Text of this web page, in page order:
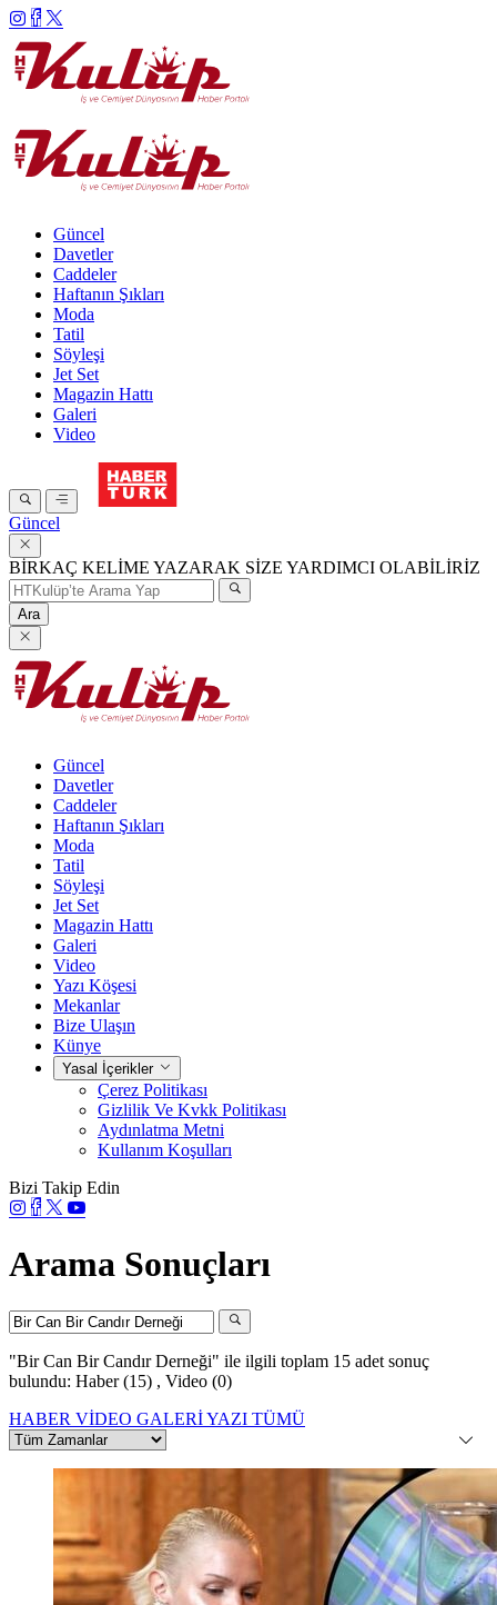
Güncel
Davetler
Caddeler
Haftanın Şıkları
Moda
Tatil
Söyleşi
Jet Set
Magazin Hattı
Galeri
Video
Güncel
BİRKAÇ KELİME YAZARAK SİZE YARDIMCI OLABİLİRİZ
Ara
Güncel
Davetler
Caddeler
Haftanın Şıkları
Moda
Tatil
Söyleşi
Jet Set
Magazin Hattı
Galeri
Video
Yazı Köşesi
Mekanlar
Bize Ulaşın
Künye
Yasal İçerikler
Çerez Politikası
Gizlilik Ve Kvkk Politikası
Aydınlatma Metni
Kullanım Koşulları
Bizi Takip Edin
Arama Sonuçları
"Bir Can Bir Candır Derneği" ile ilgili toplam 15 adet sonuç
bulundu: Haber (15) , Video (0)
HABER VİDEO GALERİYAZI TÜMÜ